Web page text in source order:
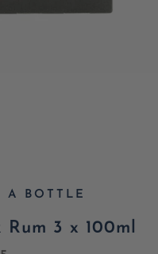
BOTTLE
Rum 3 x 100ml